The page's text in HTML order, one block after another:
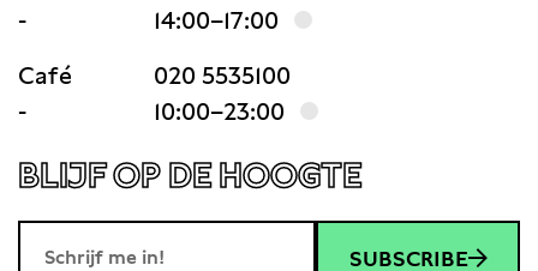
-
14:00–17:00
Café
020 5535100
-
10:00–23:00
BLIJF OP DE HOOGTE
SUBSCRIBE